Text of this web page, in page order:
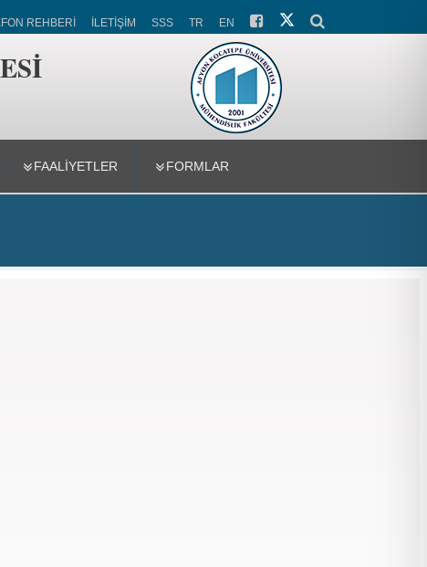
REHBERİ İLETİŞİM SSS TR EN
FAALİYETLER FORMLAR